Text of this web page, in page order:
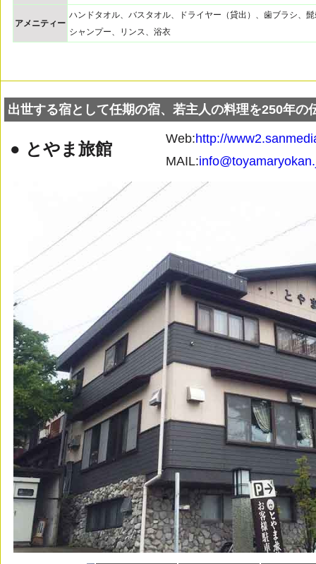
アメニティー
ハンドタオル、バスタオル、ドライヤー（貸出）、歯ブラシ、
シャンプー、リンス、浴衣
出世する宿として任期の宿、若主人の料理を250年の
● とやま旅館
Web:http://
MAIL: